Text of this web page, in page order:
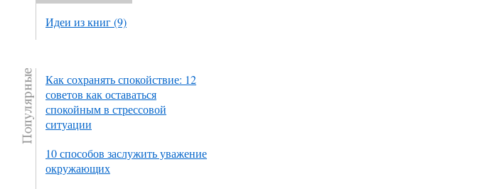
Идеи из книг (9)
Как сохранять спокойствие: 12
советов как оставаться
спокойным в стрессовой
ситуации
10 способов заслужить уважение
окружающих